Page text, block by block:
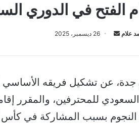
الفتح في الدوري
علام
أرسل
إلكترونيا
26 ديسمبر، 2025
جدة، عن تشكيل فريقه الأساسي
للمحترفين، والمقرر
النجوم بسبب المشاركة في كأس